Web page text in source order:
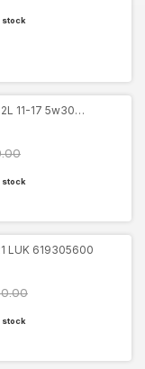
stock
11-17 5w30
stock
LUK 619305600
stock